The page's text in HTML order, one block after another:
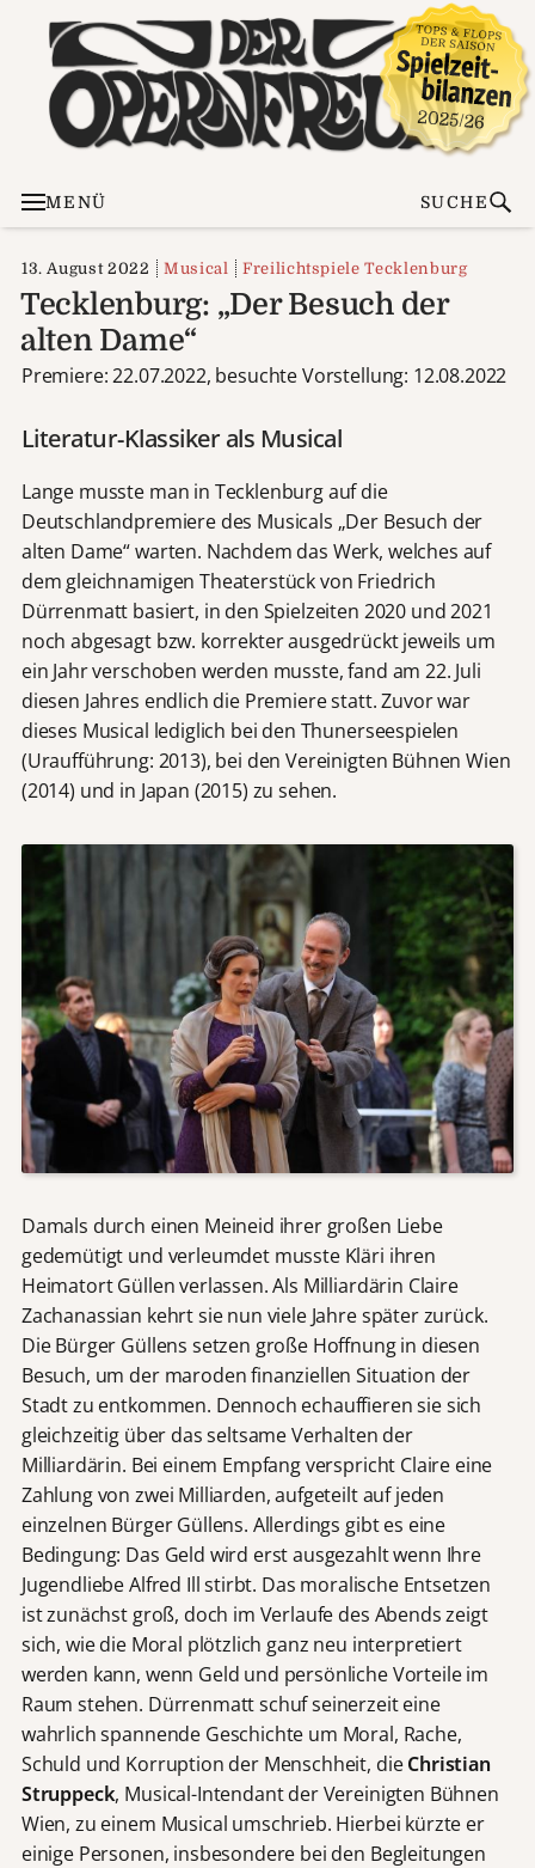
MENÜ SUCHE
13. August 2022 Musical Freilichtspiele Tecklenburg
Tecklenburg: „Der Besuch der
alten Dame“
Premiere: 22.07.2022, besuchte Vorstellung: 12.08.2022
Literatur-Klassiker als Musical
Lange musste man in Tecklenburg auf die
Deutschlandpremiere des Musicals „Der Besuch der
alten Dame“ warten. Nachdem das Werk, welches auf
dem gleichnamigen Theaterstück von Friedrich
Dürrenmatt basiert, in den Spielzeiten 2020 und 2021
noch abgesagt bzw. korrekter ausgedrückt jeweils um
ein Jahr verschoben werden musste, fand am 22. Juli
diesen Jahres endlich die Premiere statt. Zuvor war
dieses Musical lediglich bei den Thunerseespielen
(Uraufführung: 2013), bei den Vereinigten Bühnen Wien
(2014) und in Japan (2015) zu sehen.
Damals durch einen Meineid ihrer großen Liebe
gedemütigt und verleumdet musste Kläri ihren
Heimatort Güllen verlassen. Als Milliardärin Claire
Zachanassian kehrt sie nun viele Jahre später zurück.
Die Bürger Güllens setzen große Hoffnung in diesen
Besuch, um der maroden finanziellen Situation der
Stadt zu entkommen. Dennoch echauffieren sie sich
gleichzeitig über das seltsame Verhalten der
Milliardärin. Bei einem Empfang verspricht Claire eine
Zahlung von zwei Milliarden, aufgeteilt auf jeden
einzelnen Bürger Güllens. Allerdings gibt es eine
Bedingung: Das Geld wird erst ausgezahlt wenn Ihre
Jugendliebe Alfred Ill stirbt. Das moralische Entsetzen
ist zunächst groß, doch im Verlaufe des Abends zeigt
sich, wie die Moral plötzlich ganz neu interpretiert
werden kann, wenn Geld und persönliche Vorteile im
Raum stehen. Dürrenmatt schuf seinerzeit eine
wahrlich spannende Geschichte um Moral, Rache,
Schuld und Korruption der Menschheit, dieChristian
Struppeck, Musical-Intendant der Vereinigten Bühnen
Wien, zu einem Musical umschrieb. Hierbei kürzte er
einige Personen, insbesondere bei den Begleitungen